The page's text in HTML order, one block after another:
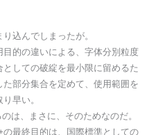
込んでしまったが。
的の違いによる、字体分別粒度
しての破綻を最小限に留めるた
部分集合を定めて、使用範囲を
早い。
は、まさに、そのためなのだ。
最終目的は、国際標準としての